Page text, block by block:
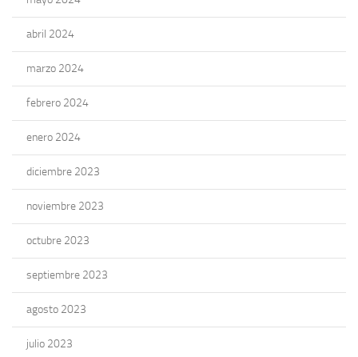
abril 2024
marzo 2024
febrero 2024
enero 2024
diciembre 2023
noviembre 2023
octubre 2023
septiembre 2023
agosto 2023
julio 2023